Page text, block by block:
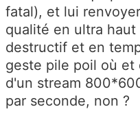
fatal), et lui
qualité en ultra
destructif et en
geste pile poil où et
d'un stream
par seconde, non ?